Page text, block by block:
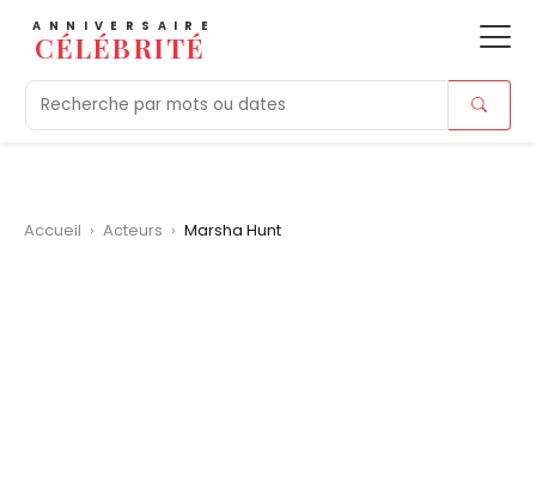
ANNIVERSAIRE
CÉLÉBRITÉ
Aujourd'hui Tendances Morts
Accueil › Acteurs › Marsha Hunt